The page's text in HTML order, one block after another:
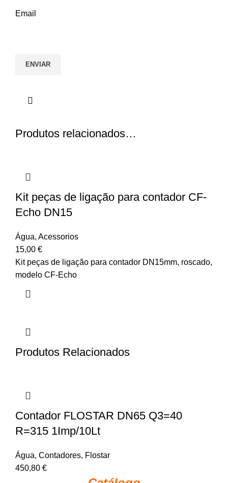
Email
Produtos relacionados…
Kit peças de ligação para contador CF-
Echo DN15
Água, Acessorios
15,00 €
Kit peças de ligação para contador DN15mm, roscado,
modelo CF-Echo
Produtos Relacionados
Contador FLOSTAR DN65 Q3=40
R=315 1Imp/10Lt
Água, Contadores, Flostar
450,80 €